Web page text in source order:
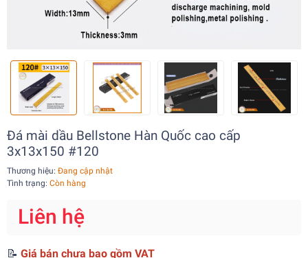
Đá mài dầu Bellstone Hàn Quốc cao cấp
3x13x150 #120
Thương hiệu: Đang cập nhật
Tình trạng: Còn hàng
Liên hệ
📝 Giá bán chưa bao gồm VAT